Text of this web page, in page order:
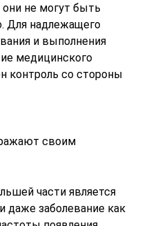
не могут быть
Для надлежащего
и выполнения
медицинского
контроль со стороны
своим
части является
даже заболевание как